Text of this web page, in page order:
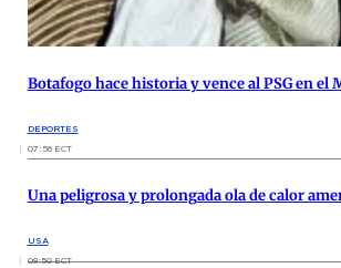
Botafogo hace historia y vence al PSG en el
DEPORTES
07:56 ECT
Una peligrosa y prolongada ola de calor
USA
09:50 ECT